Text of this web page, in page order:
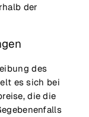
der
des
es sich bei
die die